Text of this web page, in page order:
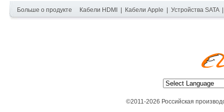
Больше о продукте Кабели HDMI Кабели Apple Устройства SATA
©2011-2026 Российская